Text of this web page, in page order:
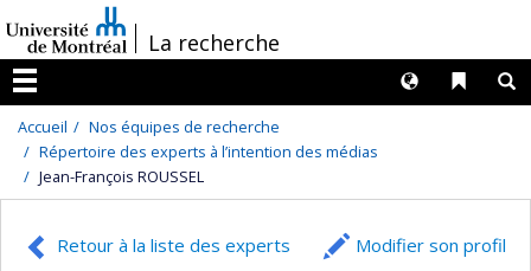
au
contenu
/La recherche
Menu
Liens
Langues
Accueil
Nos équipes de recherche
Répertoire des experts à l’intention des médias
Jean-François ROUSSEL
Retour à la liste des experts Modifier son profil